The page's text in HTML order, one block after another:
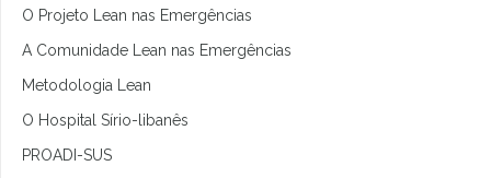
O Projeto Lean nas Emergências
A Comunidade Lean nas Emergências
Metodologia Lean
O Hospital Sírio-libanês
PROADI-SUS